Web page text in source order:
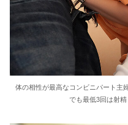
体の相性が最高なコンビニパート主
でも最低3回は射